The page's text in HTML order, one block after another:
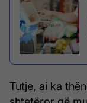
Tutje, ai ka